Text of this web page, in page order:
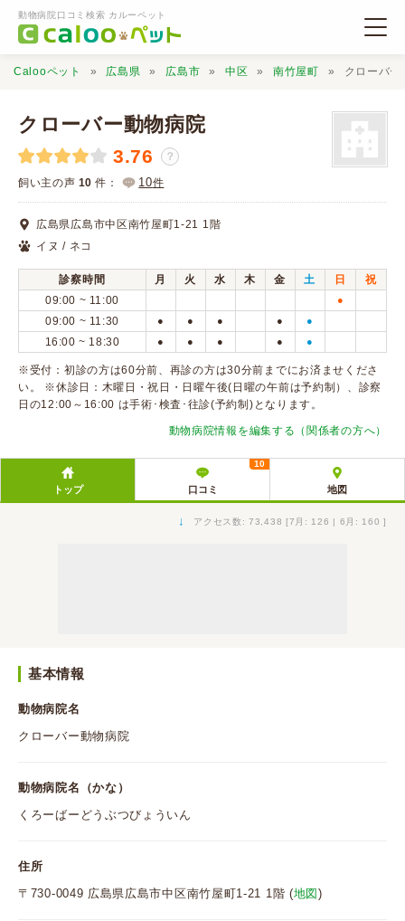
動物病院口コミ検索 カルーペット
動物病院検索
口コミ検索
Calooペットとは？
口コミ投稿
Calooペット 広島県 広島市 中区 南竹屋町 クローバー
クローバー動物病院
3.76 ？
飼い主の声 10 件： 10件
広島県広島市中区南竹屋町1-21 1階
イヌ / ネコ
診察時間 月 火 水 木 金 土 日
祝
09:00 ~ 11:00
●
09:00 ~ 11:30 ● ● ● ● ●
16:00 ~ 18:30 ● ● ● ● ●
※受付：初診の方は60分前、再診の方は30分前までにお済ませくださ
い。 ※休診日：木曜日・祝日・日曜午後(日曜の午前は予約制）、診察
日の12:00～16:00 は手術･検査･往診(予約制)となります。
動物病院情報を編集する（関係者の方へ）
トップ 口コミ
10
地図
↓ アクセス数: 73,438 [7月: 126 | 6月: 160 ]
基本情報
動物病院名
クローバー動物病院
動物病院名（かな）
くろーばーどうぶつびょういん
住所
〒730-0049 広島県広島市中区南竹屋町1-21 1階 (地図)